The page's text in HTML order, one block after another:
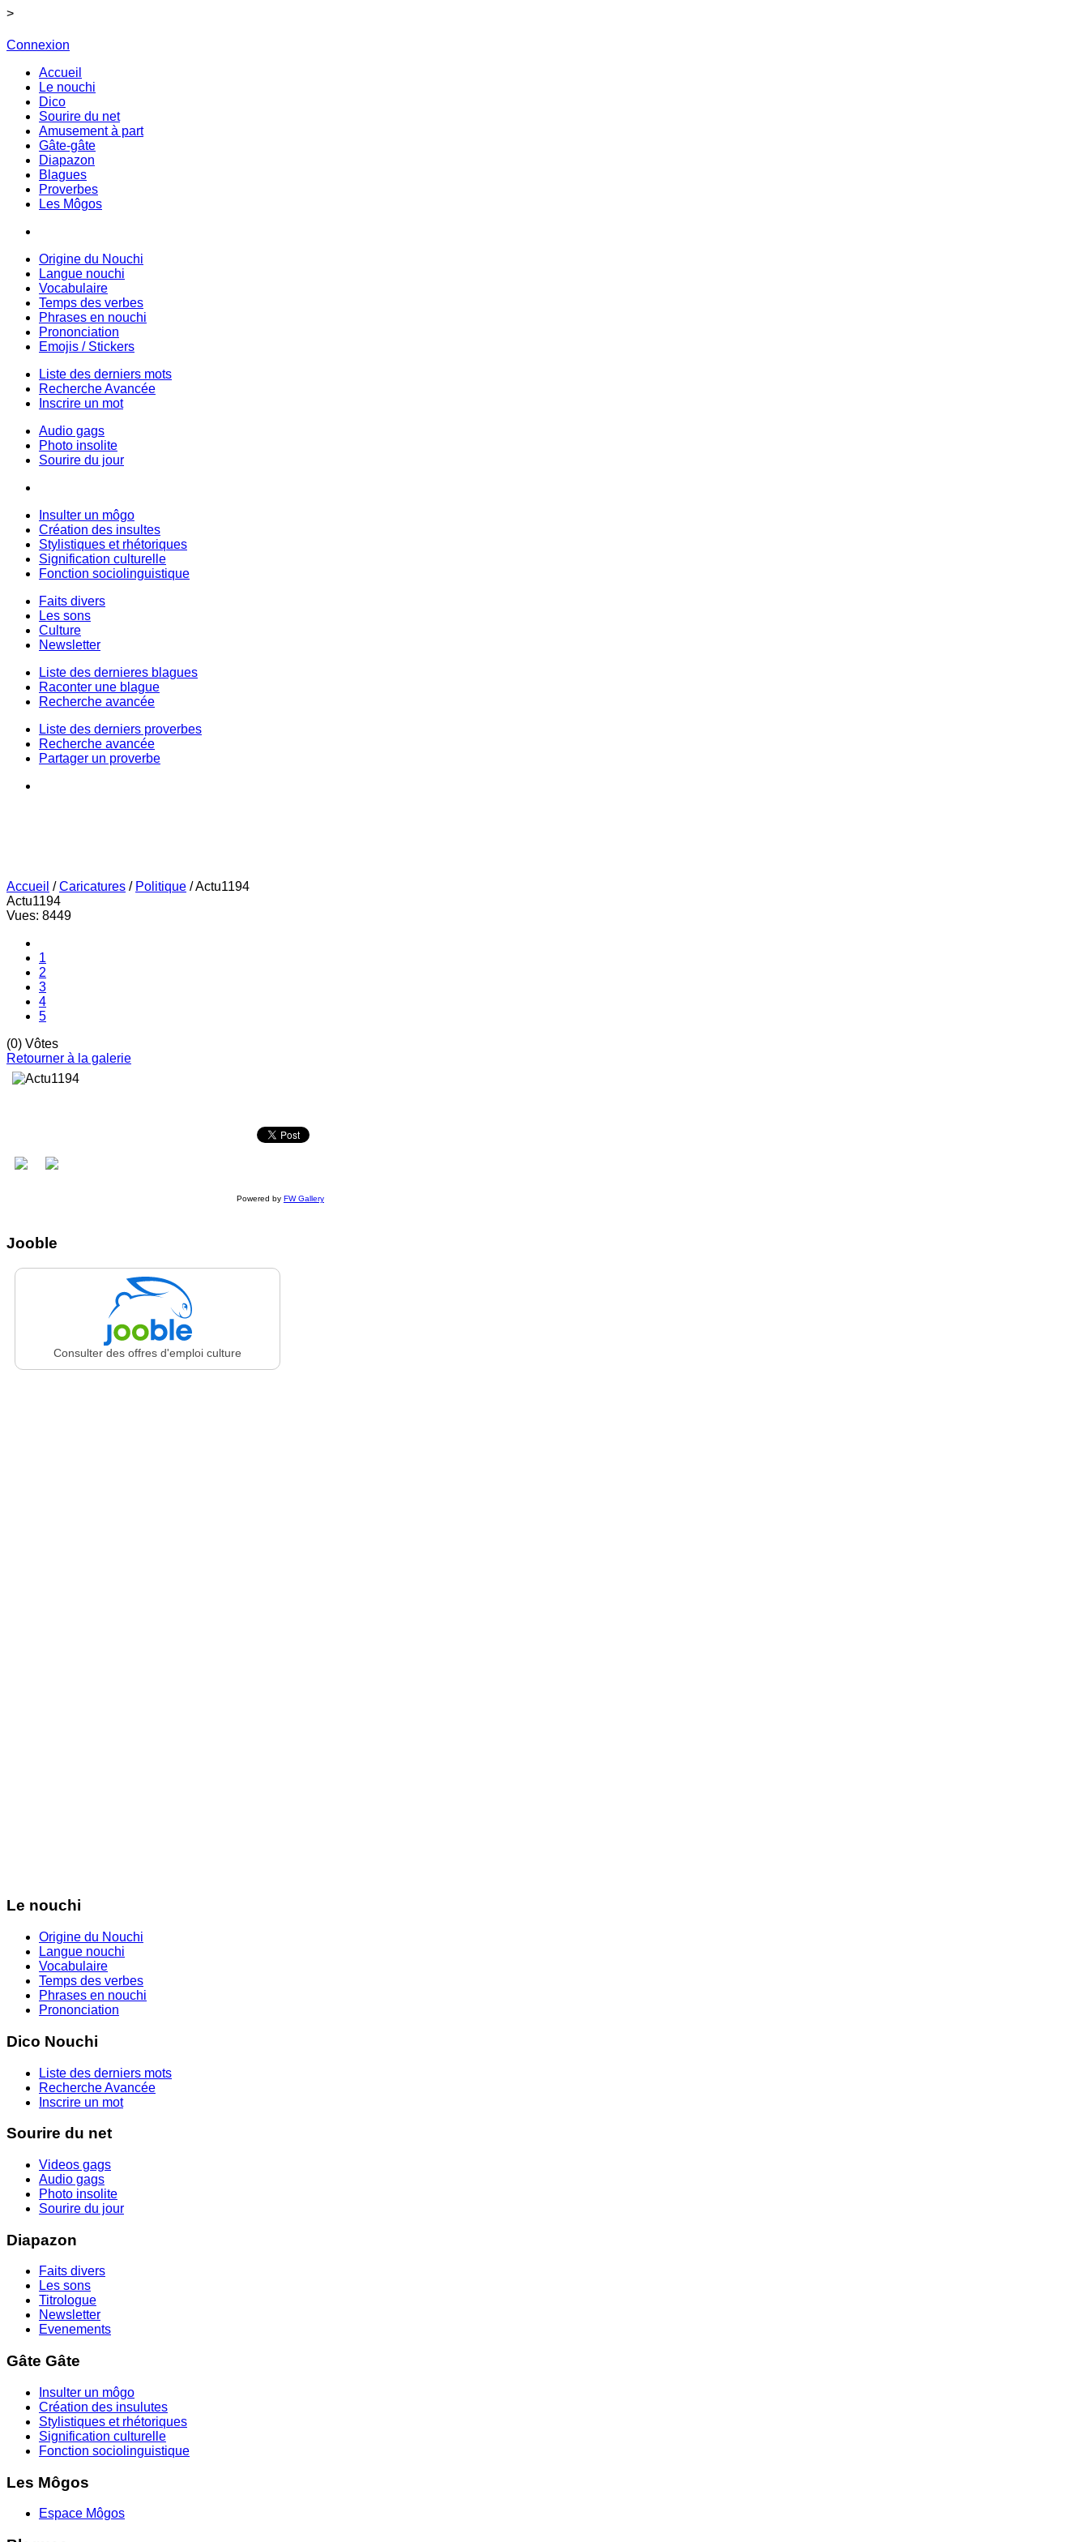
>
Connexion
Accueil
Le nouchi
Dico
Sourire du net
Amusement à part
Gâte-gâte
Diapazon
Blagues
Proverbes
Les Môgos
Origine du Nouchi
Langue nouchi
Vocabulaire
Temps des verbes
Phrases en nouchi
Prononciation
Emojis / Stickers
Liste des derniers mots
Recherche Avancée
Inscrire un mot
Audio gags
Photo insolite
Sourire du jour
Insulter un môgo
Création des insultes
Stylistiques et rhétoriques
Signification culturelle
Fonction sociolinguistique
Faits divers
Les sons
Culture
Newsletter
Liste des dernieres blagues
Raconter une blague
Recherche avancée
Liste des derniers proverbes
Recherche avancée
Partager un proverbe
Accueil /Caricatures / Politique /Actu1194
Actu1194
Vues: 8449
1
2
3
4
5
(0) Vôtes
Retourner à la galerie
Powered by FW Gallery
Jooble
Consulter des offres d'emploi culture
Le nouchi
Origine du Nouchi
Langue nouchi
Vocabulaire
Temps des verbes
Phrases en nouchi
Prononciation
Dico Nouchi
Liste des derniers mots
Recherche Avancée
Inscrire un mot
Sourire du net
Videos gags
Audio gags
Photo insolite
Sourire du jour
Diapazon
Faits divers
Les sons
Titrologue
Newsletter
Evenements
Gâte Gâte
Insulter un môgo
Création des insulutes
Stylistiques et rhétoriques
Signification culturelle
Fonction sociolinguistique
Les Môgos
Espace Môgos